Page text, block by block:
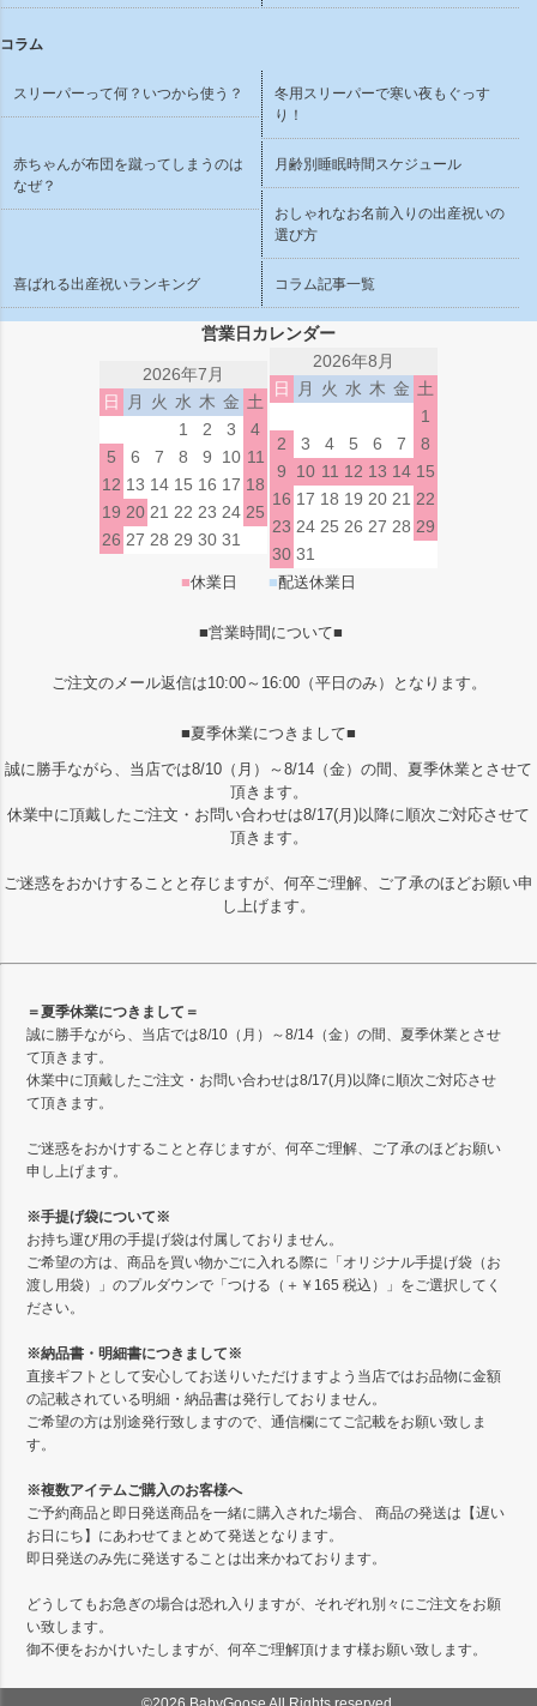
コラム
スリーパーって何？いつから使う？
冬用スリーパーで寒い夜もぐっす
り！
赤ちゃんが布団を蹴ってしまうのは
なぜ？
月齢別睡眠時間スケジュール
おしゃれなお名前入りの出産祝いの
選び方
喜ばれる出産祝いランキング コラム記事一覧
営業日カレンダー
2026年7月
日
月 火 水 木 金 土
1
2 3
4
5
6 7 8 9 10 11
12 13 14 15 16 17 18
19 20 21 22 23 24 25
26 27 28 29 30 31
2026年8月
日
月 火 水 木 金 土
1
2
3 4 5 6 7
8
9
10 11 12 13 14 15
16 17 18 19 20 21 22
23 24 25 26 27 28 29
30 31
■休業日 ■配送休業日
■営業時間について■
ご注文のメール返信は10:00～16:00（平日のみ）となります。
■夏季休業につきまして■
誠に勝手ながら、当店では8/10（月）～8/14（金）の間、夏季休業とさせて
頂きます。
休業中に頂戴したご注文・お問い合わせは8/17(月)以降に順次ご対応させて
頂きます。
ご迷惑をおかけすることと存じますが、何卒ご理解、ご了承のほどお願い申
し上げます。
＝夏季休業につきまして＝
誠に勝手ながら、当店では8/10（月）～8/14（金）の間、夏季休業とさせ
て頂きます。
休業中に頂戴したご注文・お問い合わせは8/17(月)以降に順次ご対応させ
て頂きます。
ご迷惑をおかけすることと存じますが、何卒ご理解、ご了承のほどお願い
申し上げます。
※手提げ袋について※
お持ち運び用の手提げ袋は付属しておりません。
ご希望の方は、商品を買い物かごに入れる際に「オリジナル手提げ袋（お
渡し用袋）」のプルダウンで「つける（＋￥165 税込）」をご選択してく
ださい。
※納品書・明細書につきまして※
直接ギフトとして安心してお送りいただけますよう当店ではお品物に金額
の記載されている明細・納品書は発行しておりません。
ご希望の方は別途発行致しますので、通信欄にてご記載をお願い致しま
す。
※複数アイテムご購入のお客様へ
ご予約商品と即日発送商品を一緒に購入された場合、 商品の発送は【遅い
お日にち】にあわせてまとめて発送となります。
即日発送のみ先に発送することは出来かねております。
どうしてもお急ぎの場合は恐れ入りますが、それぞれ別々にご注文をお願
い致します。
御不便をおかけいたしますが、何卒ご理解頂けます様お願い致します。